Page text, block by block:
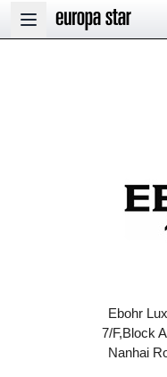
Open main menu
Ebohr
7/F,Block
Nanhai